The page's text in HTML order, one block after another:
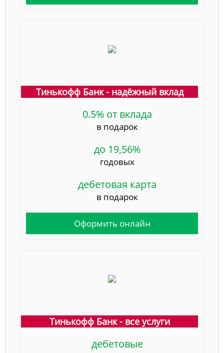
Тинькофф Банк - надёжный вклад
0.5% от вклада
в подарок
до 19,56%
годовых
дебетовая карта
в подарок
Оформить онлайн
Тинькофф Банк - все услуги
дебетовые